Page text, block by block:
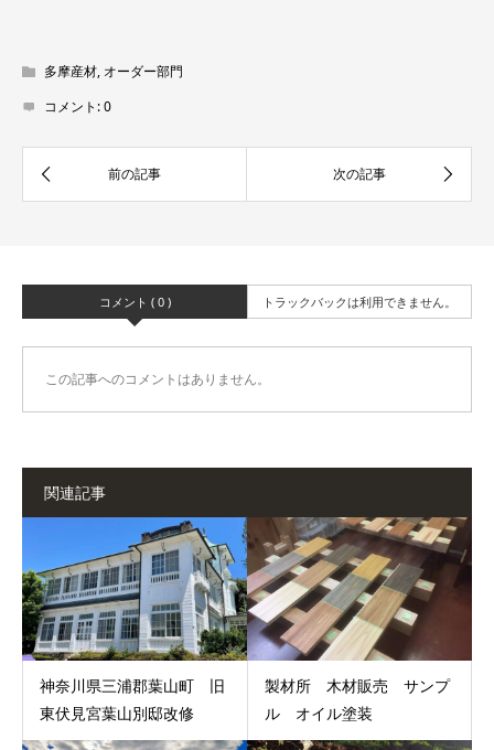
多摩産材, オーダー部門
コメント:0
コメント ( 0 ) トラックバックは利用できません。
この記事へのコメントはありません。
関連記事
神奈川県三浦郡葉山町 旧
東伏見宮葉山別邸改修
製材所 木材販売 サンプ
ル オイル塗装